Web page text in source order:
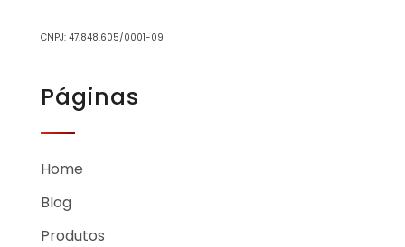
CNPJ: 47.848.605/0001-09
Páginas
Home
Blog
Produtos